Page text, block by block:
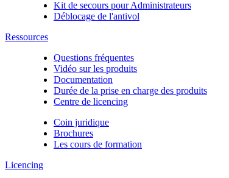
Kit de secours pour Administrateurs
Déblocage de l'antivol
Ressources
Questions fréquentes
Vidéo sur les produits
Documentation
Durée de la prise en charge des produits
Centre de licencing
Coin juridique
Brochures
Les cours de formation
Licencing